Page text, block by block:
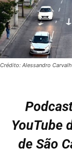
Crédito: Alessandro
YouTube
de São